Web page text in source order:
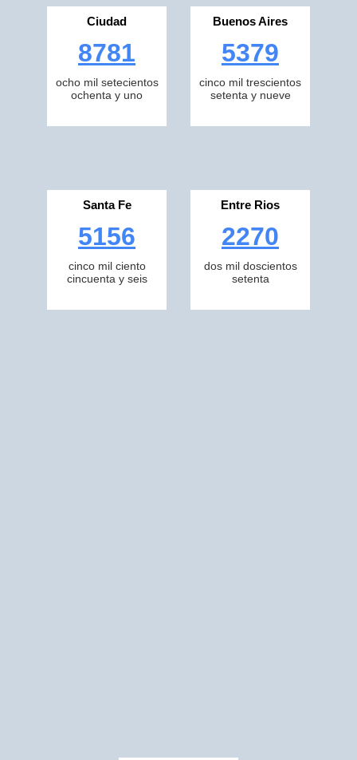
Ciudad
8781
ocho mil setecientos
ochenta y uno
Buenos Aires
5379
cinco mil trescientos
setenta y nueve
Santa Fe
5156
cinco mil ciento
cincuenta y seis
Entre Rios
2270
dos mil doscientos
setenta